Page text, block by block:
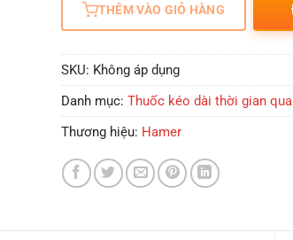
THÊM VÀO GIỎ HÀNG
SKU: Không áp dụng
Danh mục: Thuốc kéo dài thời gian
Thương hiệu: Hamer